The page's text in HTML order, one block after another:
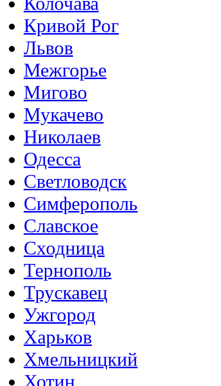
Кривой Рог
Львов
Межгорье
Мигово
Мукачево
Николаев
Одесса
Светловодск
Симферополь
Славское
Сходница
Тернополь
Трускавец
Ужгород
Харьков
Хмельницкий
Хотин